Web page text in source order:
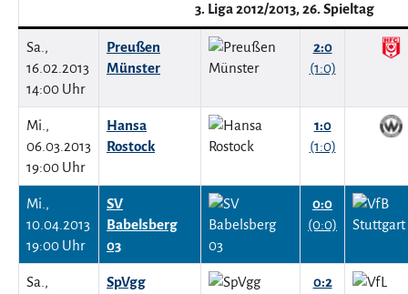
3. Liga 2012/2013, 26. Spieltag
Sa.,
16.02.2013
14:00 Uhr
Preußen
Münster
2:0
(1:0)
Mi.,
06.03.2013
19:00 Uhr
Hansa
Rostock
1:0
(1:0)
Mi.,
10.04.2013
19:00 Uhr
SV
Babelsberg
03
0:0
(0:0)
Sa.,
SpVgg
0:2